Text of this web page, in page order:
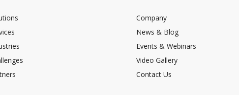
Company
News & Blog
Events & Webinars
Video Gallery
Contact Us